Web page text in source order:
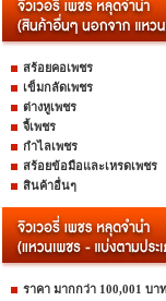
สร้อยคอเพชร
เข็มกลัดเพชร
ต่างหูเพชร
จี้เพชร
กำไลเพชร
สร้อยข้อมือและเหรดเพชร
สินค้าอื่นๆ
ราคา มากกว่า 100,001 บาท